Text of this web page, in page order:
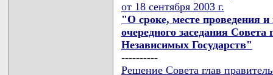
от 18 сентября 2003 г.
"О сроке, месте проведения
очередного заседания
Независимых Государств"
----------
Решение Совета глав